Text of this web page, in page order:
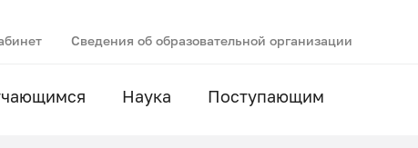
Сведения об образовательной организации
Наука Поступающим